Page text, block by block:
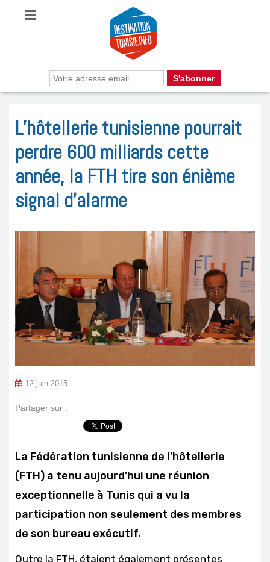
L’hôtellerie tunisienne pourrait
perdre 600 milliards cette
année, la FTH tire son énième
signal d’alarme
12 juin 2015
Partager sur :
La Fédération tunisienne de l’hôtellerie
(FTH) a tenu aujourd’hui une réunion
exceptionnelle à Tunis qui a vu la
participation non seulement des membres
de son bureau exécutif.
Outre la FTH, étaient également présentes